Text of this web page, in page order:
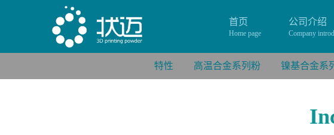
首页
Home page
公司介绍
Company
特性 高温合金系列粉 镍基合金系